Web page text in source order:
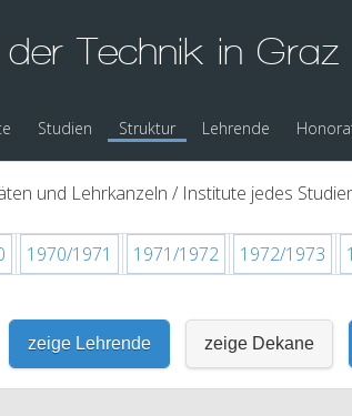
der Technik in Graz
Studien Struktur Lehrende
und Lehrkanzeln / Institute jedes
1970/1971 1971/1972 1972/1973
zeige Lehrende zeige Dekane